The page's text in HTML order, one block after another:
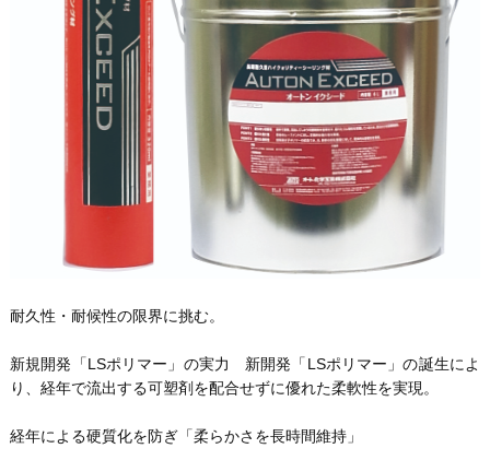
耐久性・耐候性の限界に挑む。
新規開発「LSポリマー」の実力 新開発「LSポリマー」の誕生によ
り、経年で流出する可塑剤を配合せずに優れた柔軟性を実現。
経年による硬質化を防ぎ「柔らかさを長時間維持」